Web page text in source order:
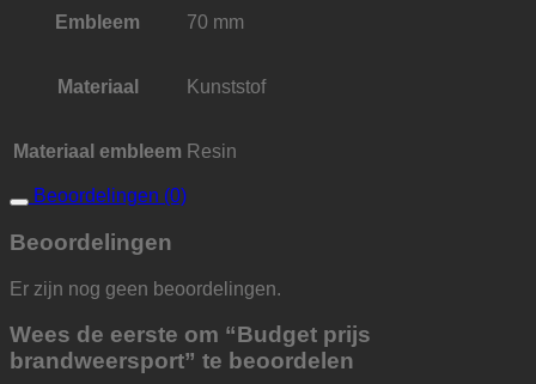
Embleem 70 mm
Materiaal Kunststof
Materiaal embleem Resin
Beoordelingen (0)
Beoordelingen
Er zijn nog geen beoordelingen.
Wees de eerste om “Budget prijs
brandweersport” te beoordelen